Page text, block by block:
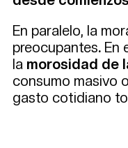
En paralelo, la
preocupantes. En
la morosidad de
consumo masivo
gasto cotidiano